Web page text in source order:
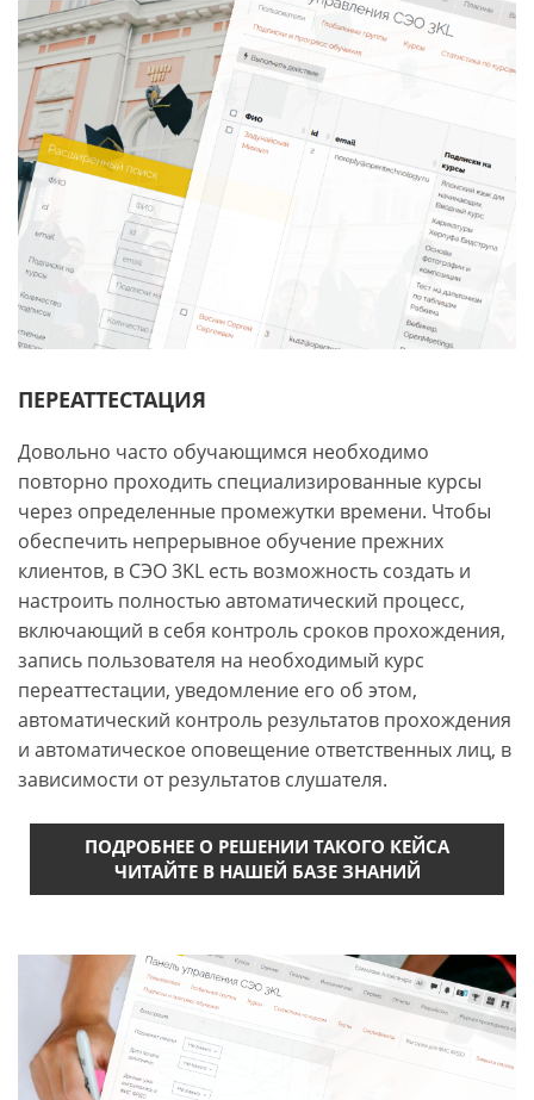
ПЕРЕАТТЕСТАЦИЯ
Довольно часто обучающимся необходимо
повторно проходить специализированные курсы
через определенные промежутки времени. Чтобы
обеспечить непрерывное обучение прежних
клиентов, в СЭО 3KL есть возможность создать и
настроить полностью автоматический процесс,
включающий в себя контроль сроков прохождения,
запись пользователя на необходимый курс
переаттестации, уведомление его об этом,
автоматический контроль результатов прохождения
и автоматическое оповещение ответственных лиц, в
зависимости от результатов слушателя.
ПОДРОБНЕЕ О РЕШЕНИИ ТАКОГО КЕЙСА
ЧИТАЙТЕ В НАШЕЙ БАЗЕ ЗНАНИЙ